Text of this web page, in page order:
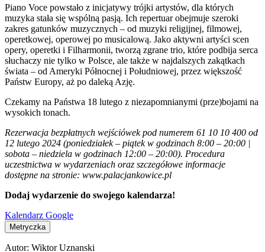
Piano Voce powstało z inicjatywy trójki artystów, dla których
muzyka stała się wspólną pasją. Ich repertuar obejmuje szeroki
zakres gatunków muzycznych – od muzyki religijnej, filmowej,
operetkowej, operowej po musicalową. Jako aktywni artyści scen
opery, operetki i Filharmonii, tworzą zgrane trio, które podbija serca
słuchaczy nie tylko w Polsce, ale także w najdalszych zakątkach
świata – od Ameryki Północnej i Południowej, przez większość
Państw Europy, aż po daleką Azję.
Czekamy na Państwa 18 lutego z niezapomnianymi (prze)bojami na
wysokich tonach.
Rezerwacja bezpłatnych wejściówek pod numerem 61 10 10 400 od
12 lutego 2024 (poniedziałek – piątek w godzinach 8:00 – 20:00 |
sobota – niedziela w godzinach 12:00 – 20:00). Procedura
uczestnictwa w wydarzeniach oraz szczegółowe informacje
dostępne na stronie: www.palacjankowice.pl
Dodaj wydarzenie do swojego kalendarza!
Kalendarz Google
Metryczka
Autor: Wiktor Uznanski